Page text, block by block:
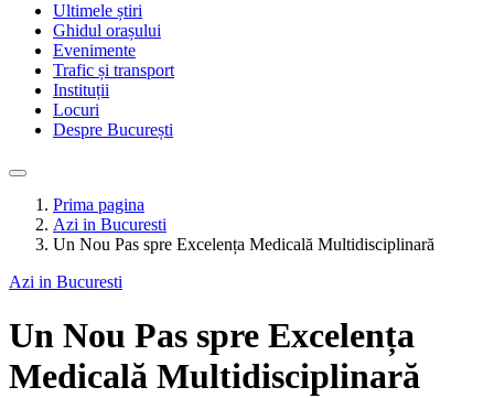
Ultimele știri
Ghidul orașului
Evenimente
Trafic și transport
Instituții
Locuri
Despre București
Prima pagina
Azi in Bucuresti
Un Nou Pas spre Excelența Medicală Multidisciplinară
Azi in Bucuresti
Un Nou Pas spre Excelența
Medicală Multidisciplinară